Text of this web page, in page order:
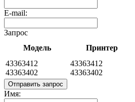
E-mail:
Запрос
Модель
Принтер
43363412
43363402
43363412
43363402
Отправить запрос
Имя: